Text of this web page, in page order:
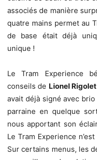
associés de manière
quatre mains permet au
de base était déjà
unique !
Le Tram Experience
conseils de Lionel Rigolet
avait déjà signé avec
parraine en quelque
nous apportant son
Le Tram Experience
Sur certains menus, les